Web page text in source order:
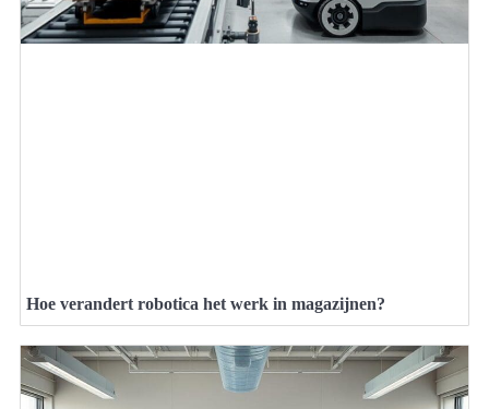
Hoe verandert robotica het werk in magazijnen?